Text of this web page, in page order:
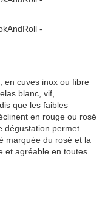
en cuves inox ou fibre
blanc, vif,
que les faibles
en rouge ou rosé
dégustation permet
marquée du rosé et la
et agréable en toutes